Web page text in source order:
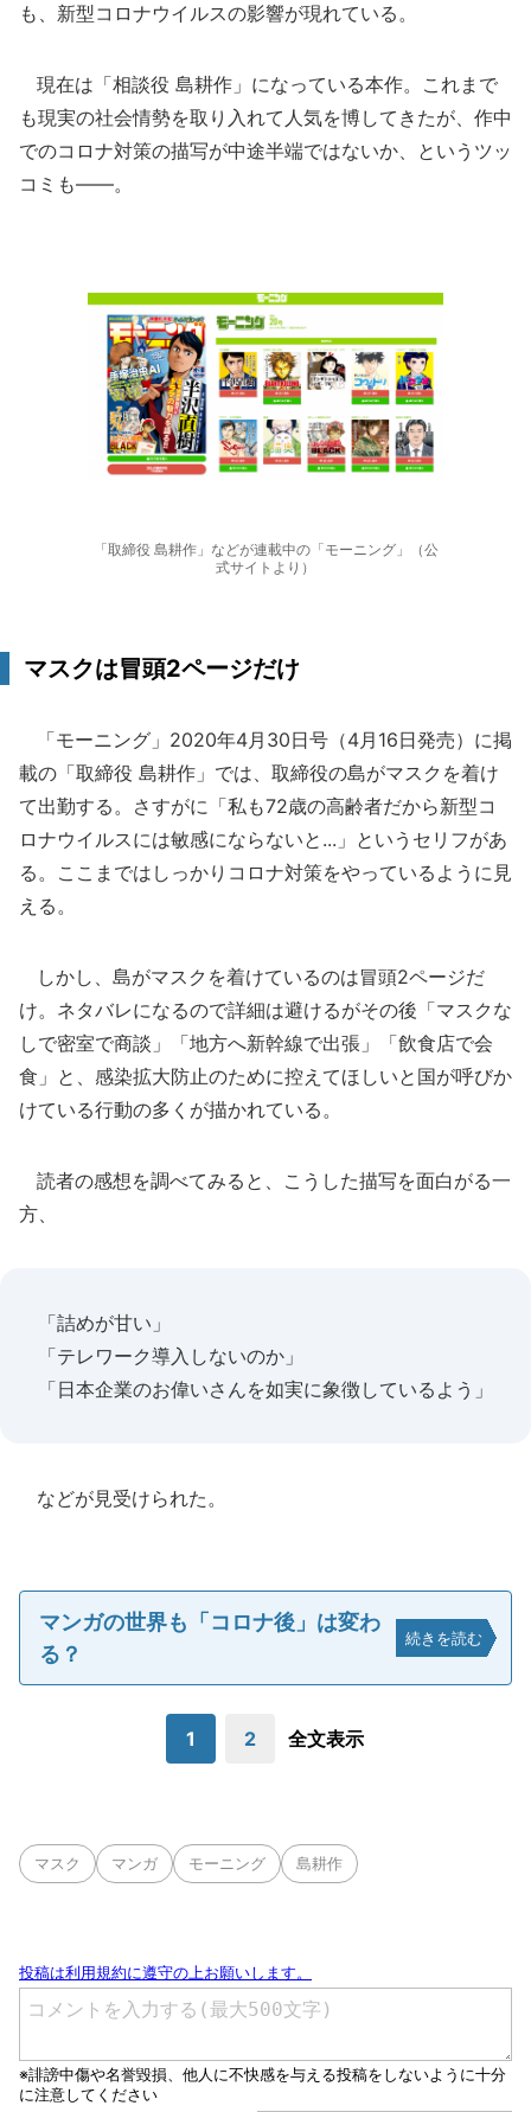
も、新型コロナウイルスの影響が現れている。
現在は「相談役 島耕作」になっている本作。これまで
も現実の社会情勢を取り入れて人気を博してきたが、作中
でのコロナ対策の描写が中途半端ではないか、というツッ
コミも――。
「取締役 島耕作」などが連載中の「モーニング」（公
式サイトより）
マスクは冒頭2ページだけ
「モーニング」2020年4月30日号（4月16日発売）に掲
載の「取締役 島耕作」では、取締役の島がマスクを着け
て出勤する。さすがに「私も72歳の高齢者だから新型コ
ロナウイルスには敏感にならないと...」というセリフがあ
る。ここまではしっかりコロナ対策をやっているように見
える。
しかし、島がマスクを着けているのは冒頭2ページだ
け。ネタバレになるので詳細は避けるがその後「マスクな
しで密室で商談」「地方へ新幹線で出張」「飲食店で会
食」と、感染拡大防止のために控えてほしいと国が呼びか
けている行動の多くが描かれている。
読者の感想を調べてみると、こうした描写を面白がる一
方、
「詰めが甘い」
「テレワーク導入しないのか」
「日本企業のお偉いさんを如実に象徴しているよう」
などが見受けられた。
マンガの世界も「コロナ後」は変わ
る？
続きを読む
1 2 全文表示
マスク マンガ モーニング 島耕作